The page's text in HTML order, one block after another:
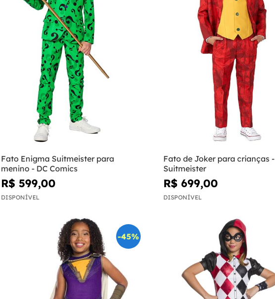
Fato Enigma Suitmeister para
menino - DC Comics
R$ 599,00
DISPONÍVEL
Fato de Joker para crianças -
Suitmeister
R$ 699,00
DISPONÍVEL
-45%